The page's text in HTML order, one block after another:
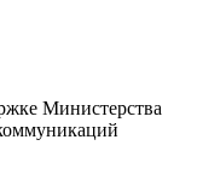
Министерства